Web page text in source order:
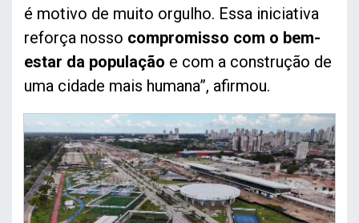
é motivo de muito orgulho. Essa iniciativa
reforça nosso compromisso com o bem-
estar da população e com a construção de
uma cidade mais humana”, afirmou.